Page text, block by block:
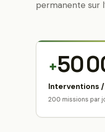
permanente sur
+50
Interventions /
200 missions par